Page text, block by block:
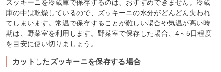
ズッキーニを冷蔵庫で保存するのは、おすすめできません。冷蔵
庫の中は乾燥しているので、ズッキーニの水分がどんどん失われ
てしまいます。常温で保存することが難しい場合や気温が高い時
期は、野菜室を利用します。野菜室で保存した場合、4～5日程度
を目安に使い切りましょう。
カットしたズッキーニを保存する場合